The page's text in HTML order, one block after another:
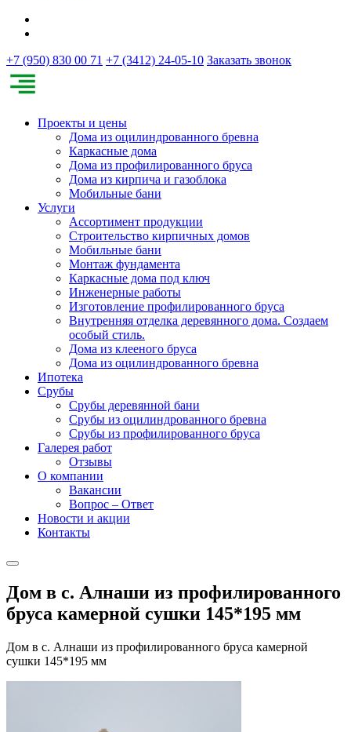
+7 (950) 830 00 71 +7 (3412) 24-05-10 Заказать звонок
Проекты и цены
Дома из оцилиндрованного бревна
Каркасные дома
Дома из профилированного бруса
Дома из кирпича и газоблока
Мобильные бани
Услуги
Ассортимент продукции
Строительство кирпичных домов
Мобильные бани
Монтаж фундамента
Каркасные дома под ключ
Инженерные работы
Изготовление профилированного бруса
Внутренняя отделка деревянного дома. Создаем
особый стиль.
Дома из клееного бруса
Дома из оцилиндрованного бревна
Ипотека
Срубы
Срубы деревянной бани
Срубы из оцилиндрованного бревна
Срубы из профилированного бруса
Галерея работ
Отзывы
О компании
Вакансии
Вопрос – Ответ
Новости и акции
Контакты
Дом в с. Алнаши из профилированного
бруса камерной сушки 145*195 мм
Дом в с. Алнаши из профилированного бруса камерной
сушки 145*195 мм